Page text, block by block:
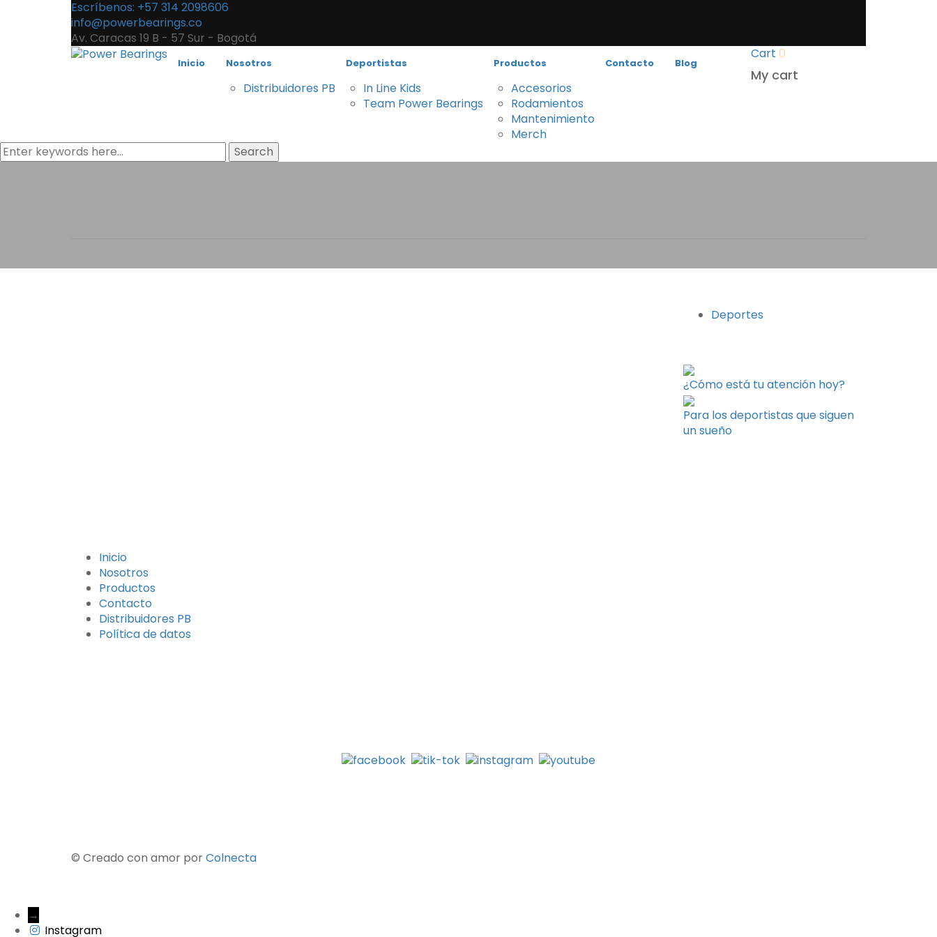
Escríbenos: +57 314 2098606
info@powerbearings.co
Av. Caracas 19 B - 57 Sur - Bogotá
Inicio Nosotros
Distribuidores PB
Deportistas
In Line Kids
Team Power Bearings
Productos
Accesorios
Rodamientos
Mantenimiento
Merch
Contacto Blog
Cart 0
My cart
Search
Deportes
¿Cómo está tu atención hoy?
Para los deportistas que siguen
un sueño
Inicio
Nosotros
Productos
Contacto
Distribuidores PB
Política de datos
© Creado con amor porColnecta
→
Instagram